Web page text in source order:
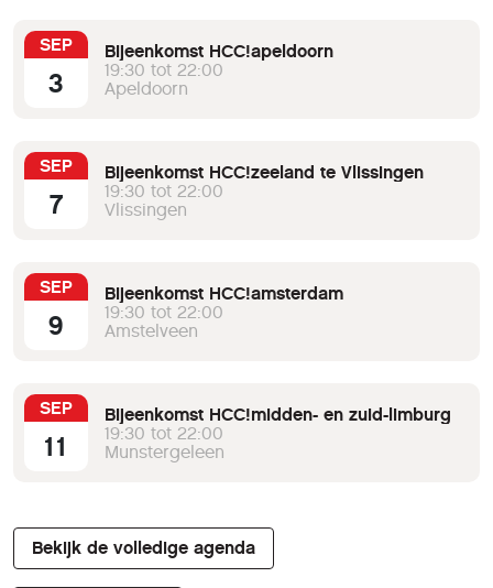
SEP
3
Bijeenkomst HCC!apeldoorn
19:30 tot 22:00
Apeldoorn
SEP
7
Bijeenkomst HCC!zeeland te Vlissingen
19:30 tot 22:00
Vlissingen
SEP
9
Bijeenkomst HCC!amsterdam
19:30 tot 22:00
Amstelveen
SEP
11
Bijeenkomst HCC!midden- en zuid-limburg
19:30 tot 22:00
Munstergeleen
Bekijk de volledige agenda